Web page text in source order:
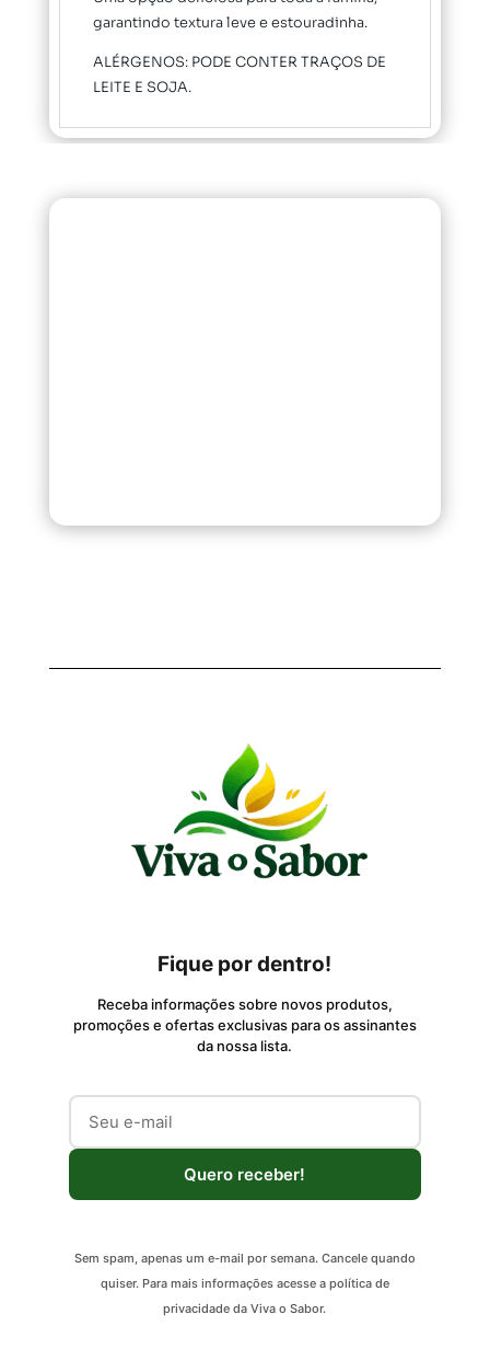
garantindo textura leve e estouradinha.
ALÉRGENOS: PODE CONTER TRAÇOS DE
LEITE E SOJA.
Fique por dentro!
Receba informações sobre novos produtos,
promoções e ofertas exclusivas para os assinantes
da nossa lista.
Quero receber!
Sem spam, apenas um e-mail por semana. Cancele quando
quiser. Para mais informações acesse a política de
privacidade da Viva o Sabor.